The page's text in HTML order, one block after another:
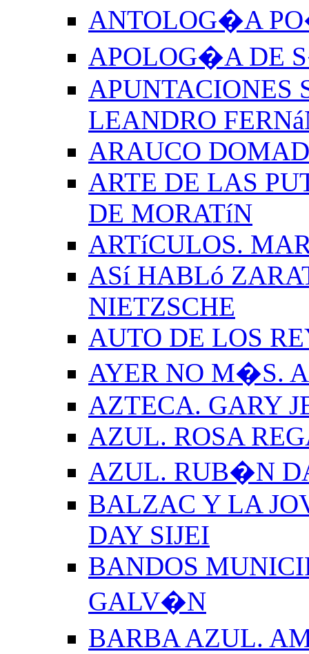
ANTOLOG�A
APOLOG�A DE
APUNTACIONES
LEANDRO
ARAUCO
ARTE DE LAS
DE MORATíN
ARTíCULOS.
ASí HABLó
NIETZSCHE
AUTO DE LOS
AYER NO M�S.
AZTECA. GARY
AZUL. ROSA
AZUL. RUB�N
BALZAC Y LA
DAY SIJEI
BANDOS
GALV�N
BARBA AZUL.